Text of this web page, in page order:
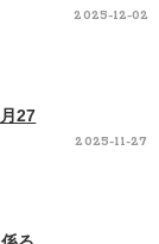
2025-12-02
27
2025-11-27